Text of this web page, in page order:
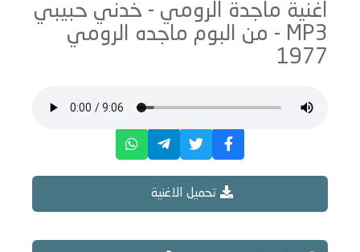
اغنية ماجدة الرومي - خدني حبيبي
MP3 - من البوم
ماجده الرومي
1977
تحميل الاغنية